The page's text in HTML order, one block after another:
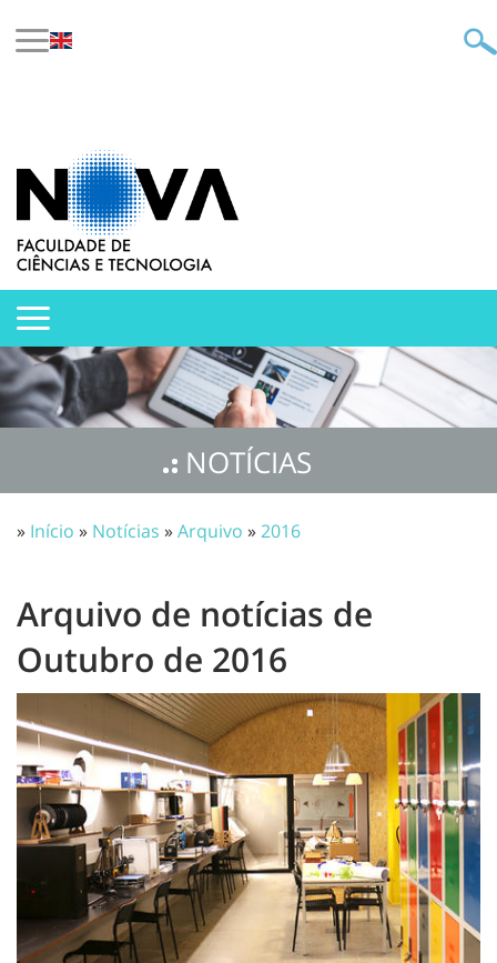
NOTÍCIAS
» Início » Notícias »Arquivo »2016
Arquivo de notícias de
Outubro de 2016